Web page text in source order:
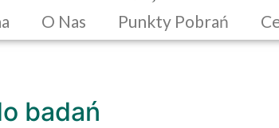
O Nas Punkty Pobrań
badań